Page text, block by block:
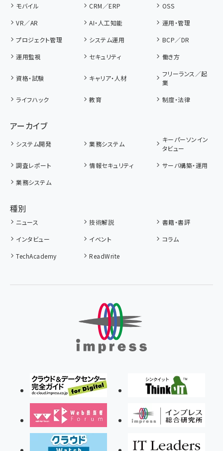
モバイル
CRM／ERP
OSS
VR／AR
AI・人工知能
運用・管理
プロジェクト管理
システム運用
BCP／DR
運用監視
セキュリティ 働き方
資格・試験 キャリア・人材
フリーランス／起
業
ライフハック
教育 制度・法律
アーカイブ
システム開発 業務システム
キーパーソンイン
タビュー
調査レポート
情報セキュリティ
サーバ構築・運用
業務システム
種別
ニュース 技術解説
書籍・書評
インタビュー
イベント
コラム
TechAcademy
ReadWrite